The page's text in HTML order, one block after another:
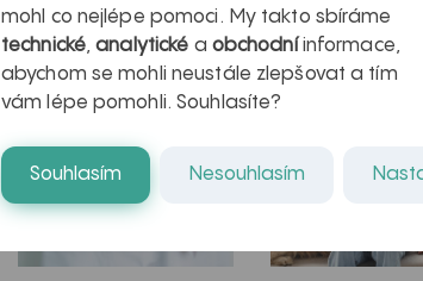
mohl co nejlépe pomoci. My takto sbíráme
technické,analytické a obchodníinformace,
abychom se mohli neustále zlepšovat a tím
vám lépe pomohli. Souhlasíte?
Souhlasím Nesouhlasím